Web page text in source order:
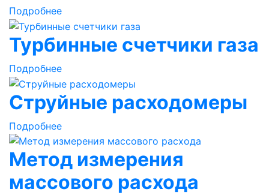
Подробнее
Турбинные счетчики газа
Подробнее
Струйные расходомеры
Подробнее
Метод измерения
массового расхода